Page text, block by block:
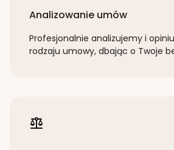
Analizowanie umów
Profesjonalnie analizujemy i
rodzaju umowy, dbając o Twoje